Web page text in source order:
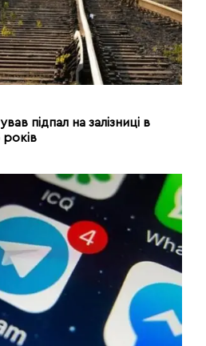
підпал на залізниці в
років